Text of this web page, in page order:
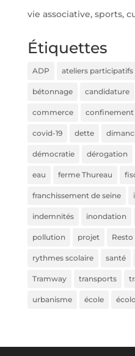
vie associative, sports,
Étiquettes
ADP ateliers participatifs
bétonnage candidature
commerce confinement
covid-19 dette
démocratie dérogation
eau ferme Thureau
franchissement de seine
indemnités inondation
pollution projet
rythmes scolaire santé
Tramway transports
urbanisme école